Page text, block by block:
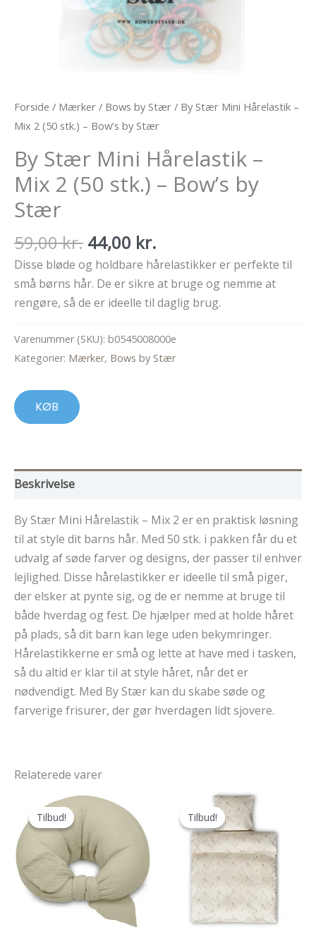
Forside / Mærker / Bows by Stær / By Stær Mini Hårelastik –
Mix 2 (50 stk.) – Bow’s by Stær
By Stær Mini Hårelastik –
Mix 2 (50 stk.) – Bow’s by
Stær
59,00kr. Den
oprindelige
pris
var:
44,00 kr.
aktuelle
pris
er:
44,00 kr..
Disse bløde og holdbare hårelastikker er perfekte til
små børns hår. De er sikre at bruge og nemme at
rengøre, så de er ideelle til daglig brug.
Varenummer (SKU): b0545008000e
Kategorier: Mærker, Bows by Stær
KØB
Beskrivelse
By Stær Mini Hårelastik – Mix 2 er en praktisk løsning
til at style dit barns hår. Med 50 stk. i pakken får du et
udvalg af søde farver og designs, der passer til enhver
lejlighed. Disse hårelastikker er ideelle til små piger,
der elsker at pynte sig, og de er nemme at bruge til
både hverdag og fest. De hjælper med at holde håret
på plads, så dit barn kan lege uden bekymringer.
Hårelastikkerne er små og lette at have med i tasken,
så du altid er klar til at style håret, når det er
nødvendigt. Med By Stær kan du skabe søde og
farverige frisurer, der gør hverdagen lidt sjovere.
Relaterede varer
Tilbud!
Tilbud! Tilbud!
Tilbud!